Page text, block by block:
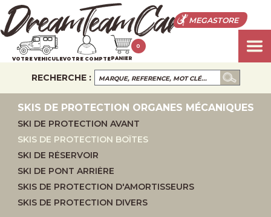
MEGASTORE
VOTRE VEHICULEVOTRE COMPTEPANIER
0
RECHERCHE :
SKIS DE PROTECTION ORGANES MÉCANIQUES
SKI DE PROTECTION AVANT
SKIS DE PROTECTION BOÎTES
SKI DE RÉSERVOIR
SKI DE PONT ARRIÈRE
SKIS DE PROTECTION D'AMORTISSEURS
SKIS DE PROTECTION DIVERS